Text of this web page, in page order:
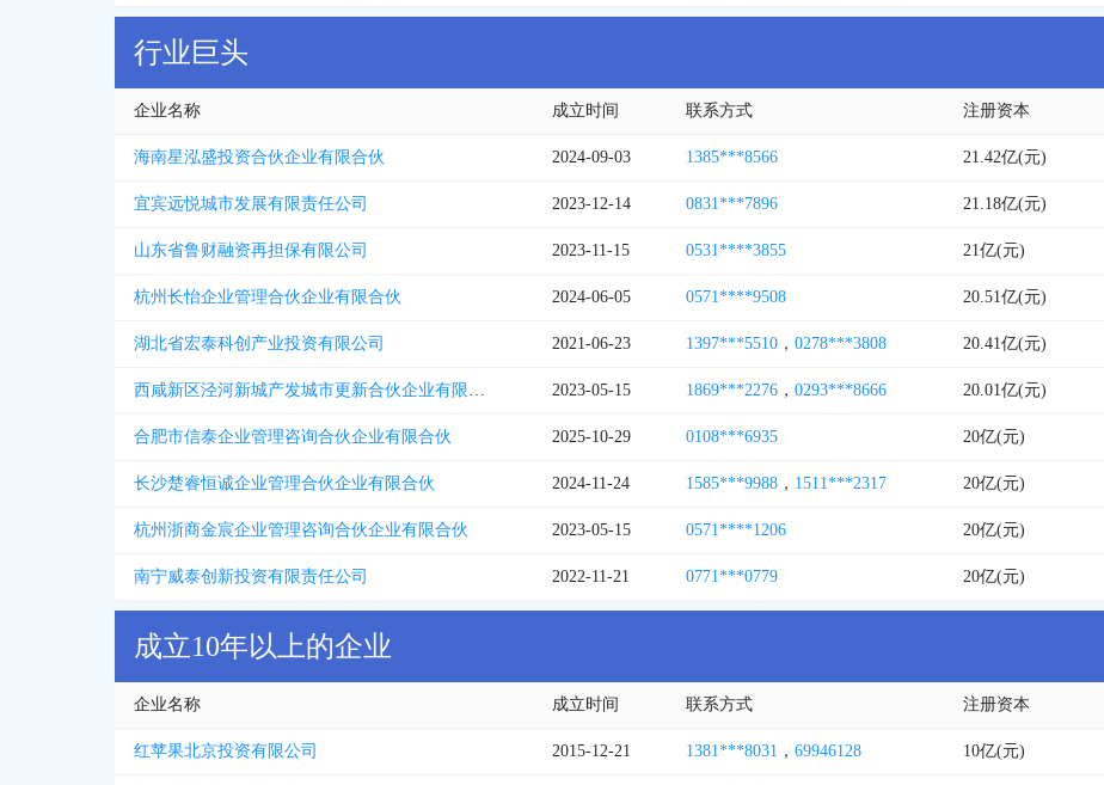
行业巨头
企业名称 成立时间 联系方式 注册资本
海南星泓盛投资合伙企业有限合伙 2024-09-03 1385***8566 21.42亿(元)
宜宾远悦城市发展有限责任公司 2023-12-14 0831***7896 21.18亿(元)
山东省鲁财融资再担保有限公司 2023-11-15 0531****3855 21亿(元)
杭州长怡企业管理合伙企业有限合伙 2024-06-05 0571****9508 20.51亿(元)
湖北省宏泰科创产业投资有限公司 2021-06-23 1397***5510 ， 0278***3808 20.41亿(元)
西咸新区泾河新城产发城市更新合伙企业有限合伙 2023-05-15 1869***2276 ， 0293***8666 20.01亿(元)
合肥市信泰企业管理咨询合伙企业有限合伙 2025-10-29 0108***6935 20亿(元)
长沙楚睿恒诚企业管理合伙企业有限合伙 2024-11-24 1585***9988 ， 1511***2317 20亿(元)
杭州浙商金宸企业管理咨询合伙企业有限合伙 2023-05-15 0571****1206 20亿(元)
南宁威泰创新投资有限责任公司 2022-11-21 0771***0779 20亿(元)
成立10年以上的企业
企业名称 成立时间 联系方式 注册资本
红苹果北京投资有限公司 2015-12-21 1381***8031 ， 69946128 10亿(元)